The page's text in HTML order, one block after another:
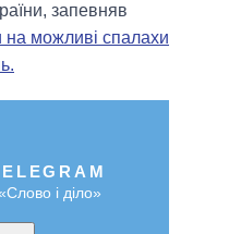
запевняв
на можливі спалахи
і діло»